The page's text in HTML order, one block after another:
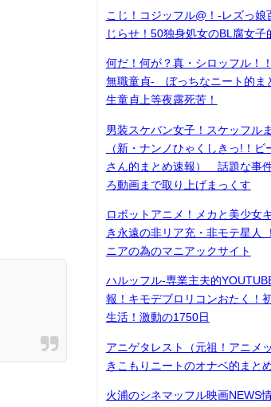
こじ！コジッフル@！-レズっ娘
じらせ！50独身処女のBL腐女子
何だ！何が？真・シロッフル
無職童貞- ぼっちなニート的ま
生童貞上等夜露死苦！
男装スケバン女子！スケッフル
（新・ナンノひゃくしきっ!！ビ
さん的まとめ速報） 話題な事件
ろ動画まで取り上げまっくす
ロボットアニメ！メカと美少女
き永遠の非リア充・非モテ星人
ニアの為のマニアックサイト
ハルッフル-専業主夫的
報！キモデブロリコンおたく！
生活！激動の1750日
アニゲタレスト（元祖！アニメ
きこもりニートのオナベ的まと
火浦のシネマッフル映画NEWS